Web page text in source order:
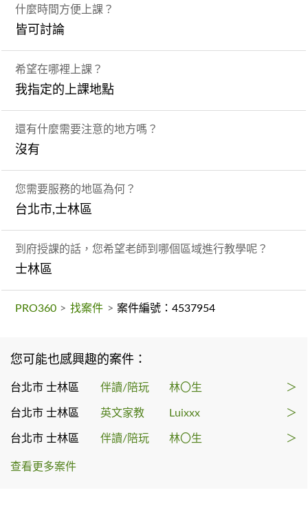
什麼時間方便上課？
皆可討論
希望在哪裡上課？
我指定的上課地點
還有什麼需要注意的地方嗎？
沒有
您需要服務的地區為何？
台北市,士林區
到府授課的話，您希望老師到哪個區域進行教學呢？
士林區
PRO360 > 找案件 > 案件編號：4537954
您可能也感興趣的案件：
台北市 士林區 伴讀/陪玩 林〇生 ＞
台北市 士林區 英文家教 Luixxx ＞
台北市 士林區 伴讀/陪玩 林〇生 ＞
查看更多案件